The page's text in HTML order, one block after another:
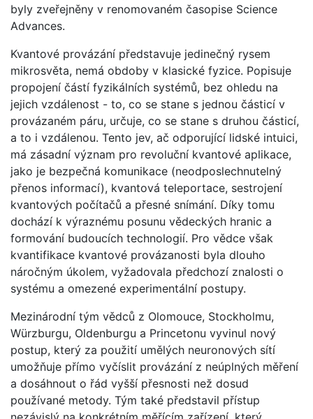
byly zveřejněny v renomovaném časopise Science
Advances.
Kvantové provázání představuje jedinečný rysem
mikrosvěta, nemá obdoby v klasické fyzice. Popisuje
propojení částí fyzikálních systémů, bez ohledu na
jejich vzdálenost - to, co se stane s jednou částicí v
provázaném páru, určuje, co se stane s druhou částicí,
a to i vzdálenou. Tento jev, ač odporující lidské intuici,
má zásadní význam pro revoluční kvantové aplikace,
jako je bezpečná komunikace (neodposlechnutelný
přenos informací), kvantová teleportace, sestrojení
kvantových počítačů a přesné snímání. Díky tomu
dochází k výraznému posunu vědeckých hranic a
formování budoucích technologií. Pro vědce však
kvantifikace kvantové provázanosti byla dlouho
náročným úkolem, vyžadovala předchozí znalosti o
systému a omezené experimentální postupy.
Mezinárodní tým vědců z Olomouce, Stockholmu,
Würzburgu, Oldenburgu a Princetonu vyvinul nový
postup, který za použití umělých neuronových sítí
umožňuje přímo vyčíslit provázání z neúplných měření
a dosáhnout o řád vyšší přesnosti než dosud
používané metody. Tým také představil přístup